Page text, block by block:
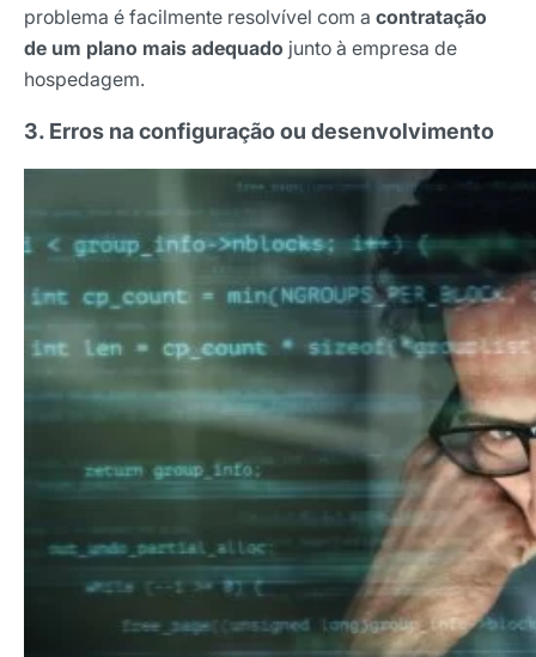
problema é facilmente resolvível com a contratação
de um plano mais adequado junto à empresa de
hospedagem.
3. Erros na configuração ou desenvolvimento